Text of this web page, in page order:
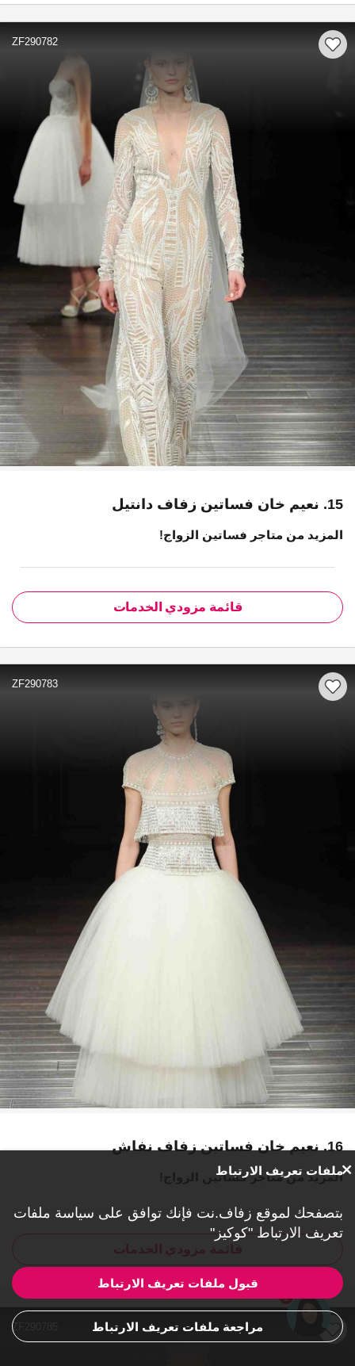
ZF290782
15. نعيم خان فساتين زفاف دانتيل
المزيد من متاجر فساتين الزواج!
قائمة مزودي الخدمات
ZF290783
16. نعيم خان فساتين زفاف نفاش
المزيد من متاجر فساتين الزواج!
قائمة مزودي الخدمات
ZF290785
ملفات تعريف الارتباط
بتصفحك لموقع زفاف.نت فإنك توافق على سياسة ملفات
تعريف الارتباط "كوكيز"
قبول ملفات تعريف الارتباط
مراجعة ملفات تعريف الارتباط
1